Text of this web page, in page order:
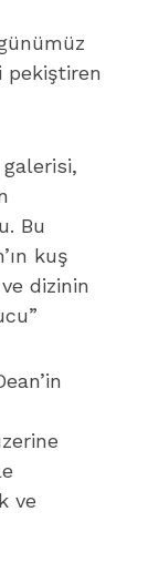
pekiştiren
galerisi,
Bu
kuş
dizinin
ve